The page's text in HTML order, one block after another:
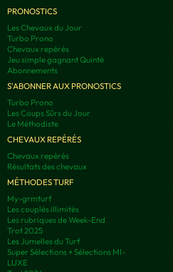
PRONOSTICS
Les Chevaux du Jour
Turbo Prono
Chevaux repérés
Jeu simple gagnant Quinté
Abonnements
S'ABONNER AUX PRONOSTICS
Turbo Prono
Les Coups Sûrs du Jour
Le Méthodiste
CHEVAUX REPÉRÉS
Chevaux repérés
Résultats des chevaux
MÉTHODES TURF
My-grmturf
Les couplés illimités
Les rubriques de Week-End
Trot 2025
Les Jumelles du Turf
Super Sélections + Sélections MI-
LUXE